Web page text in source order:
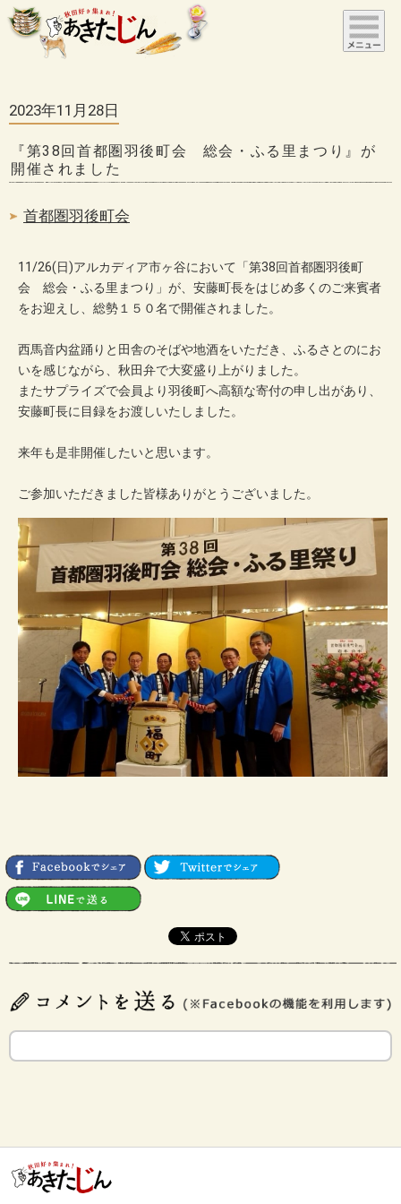
2023年11月28日
『第38回首都圏羽後町会 総会・ふる里まつり』が
開催されました
首都圏羽後町会
11/26(日)アルカディア市ヶ谷において「第38回首都圏羽後町
会 総会・ふる里まつり」が、安藤町長をはじめ多くのご来賓者
をお迎えし、総勢１５０名で開催されました。
西馬音内盆踊りと田舎のそばや地酒をいただき、ふるさとのにお
いを感じながら、秋田弁で大変盛り上がりました。
またサプライズで会員より羽後町へ高額な寄付の申し出があり、
安藤町長に目録をお渡しいたしました。
来年も是非開催したいと思います。
ご参加いただきました皆様ありがとうございました。